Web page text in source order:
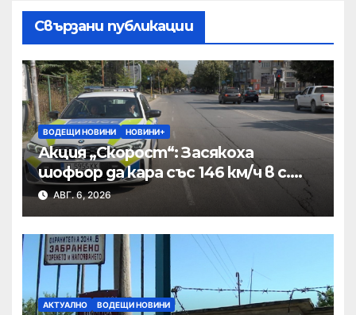
Свързани публикации
ВОДЕЩИ НОВИНИ НОВИНИ+
Акция „Скорост“: Засякоха
шофьор да кара със 146 км/ч в с.
Пристое
АВГ. 6, 2026
АКТУАЛНО ВОДЕЩИ НОВИНИ